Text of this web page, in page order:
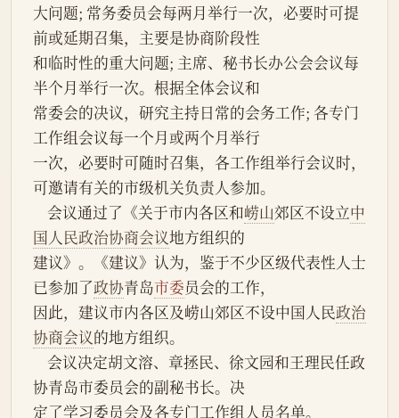
大问题; 常务委员会每两月举行一次，必要时可提
前或延期召集，主要是协商阶段性
和临时性的重大问题; 主席、秘书长办公会会议每
半个月举行一次。根据全体会议和
常委会的决议，研究主持日常的会务工作; 各专门
工作组会议每一个月或两个月举行
一次，必要时可随时召集，各工作组举行会议时，
可邀请有关的市级机关负责人参加。
    会议通过了《关于市内各区和
崂山郊区不设立中
国人民政治协商会议地方组织的
建议》。《建议》认为，鉴于不少区级代表性人士
已参加了政协青岛市委员会的工作，
因此，建议市内各区及崂山郊区不设中国人民政治
协商会议的地方组织。
协青岛市委员会的副秘书长。决
定了学习委员会及各专门工作组人员名单。